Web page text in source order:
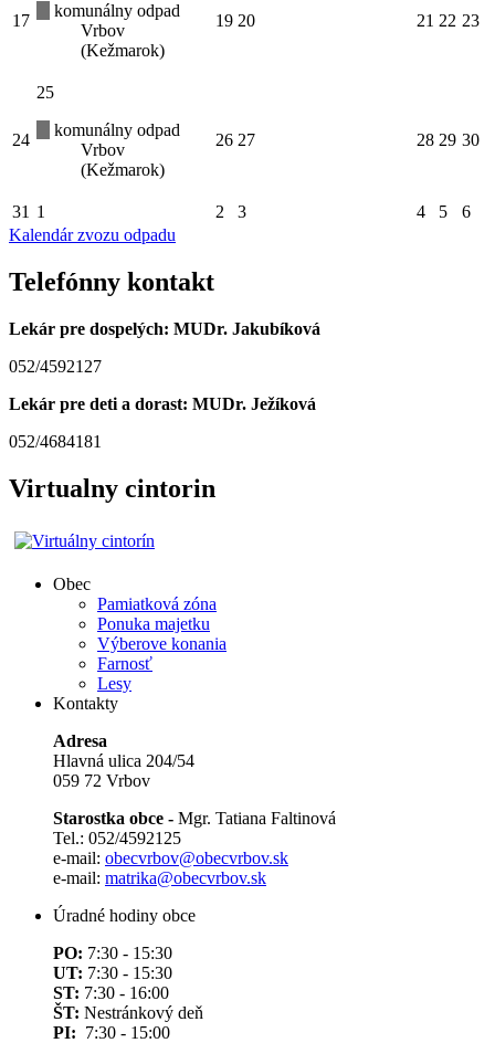
17
komunálny odpad
Vrbov
(Kežmarok)
19 20 21 22 23
24
25
komunálny odpad
Vrbov
(Kežmarok)
26 27 28 29 30
31 1 2 3 4 5
6
Kalendár zvozu odpadu
Telefónny kontakt
Lekár pre dospelých: MUDr. Jakubíková
052/4592127
Lekár pre deti a dorast: MUDr. Ježíková
052/4684181
Virtualny cintorin
Obec
Pamiatková zóna
Ponuka majetku
Výberove konania
Farnosť
Lesy
Kontakty
Adresa
Hlavná ulica 204/54
059 72 Vrbov
Starostka obce - Mgr. Tatiana Faltinová
Tel.: 052/4592125
e-mail: obecvrbov@obecvrbov.sk
e-mail: matrika@obecvrbov.sk
Úradné hodiny obce
PO: 7:30 - 15:30
UT: 7:30 - 15:30
ST: 7:30 - 16:00
ŠT: Nestránkový deň
PI: 7:30 - 15:00